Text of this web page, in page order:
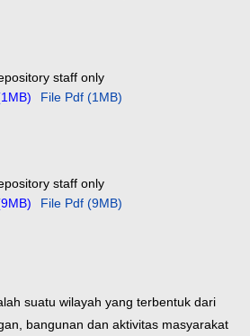
staff only
File Pdf (1MB)
staff only
File Pdf (9MB)
suatu wilayah yang terbentuk dari
bangunan dan aktivitas masyarakat